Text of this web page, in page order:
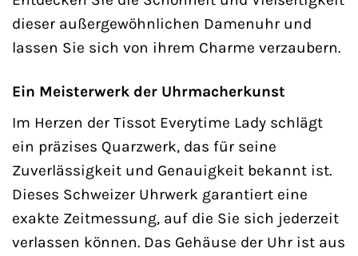
dieser außergewöhnlichen Damenuhr und
lassen Sie sich von ihrem Charme verzaubern.
Ein Meisterwerk der Uhrmacherkunst
Im Herzen der Tissot Everytime Lady schlägt
ein präzises Quarzwerk, das für seine
Zuverlässigkeit und Genauigkeit bekannt ist.
Dieses Schweizer Uhrwerk garantiert eine
exakte Zeitmessung, auf die Sie sich jederzeit
verlassen können. Das Gehäuse der Uhr ist aus